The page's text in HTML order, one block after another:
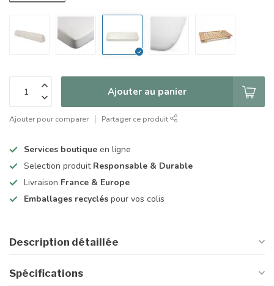
Ajouter au panier
Ajouter pour comparer Partager ce produit
Services boutique en ligne
Selection produit Responsable & Durable
Livraison France & Europe
Emballages recyclés pour vos colis
Description détaillée
Spécifications